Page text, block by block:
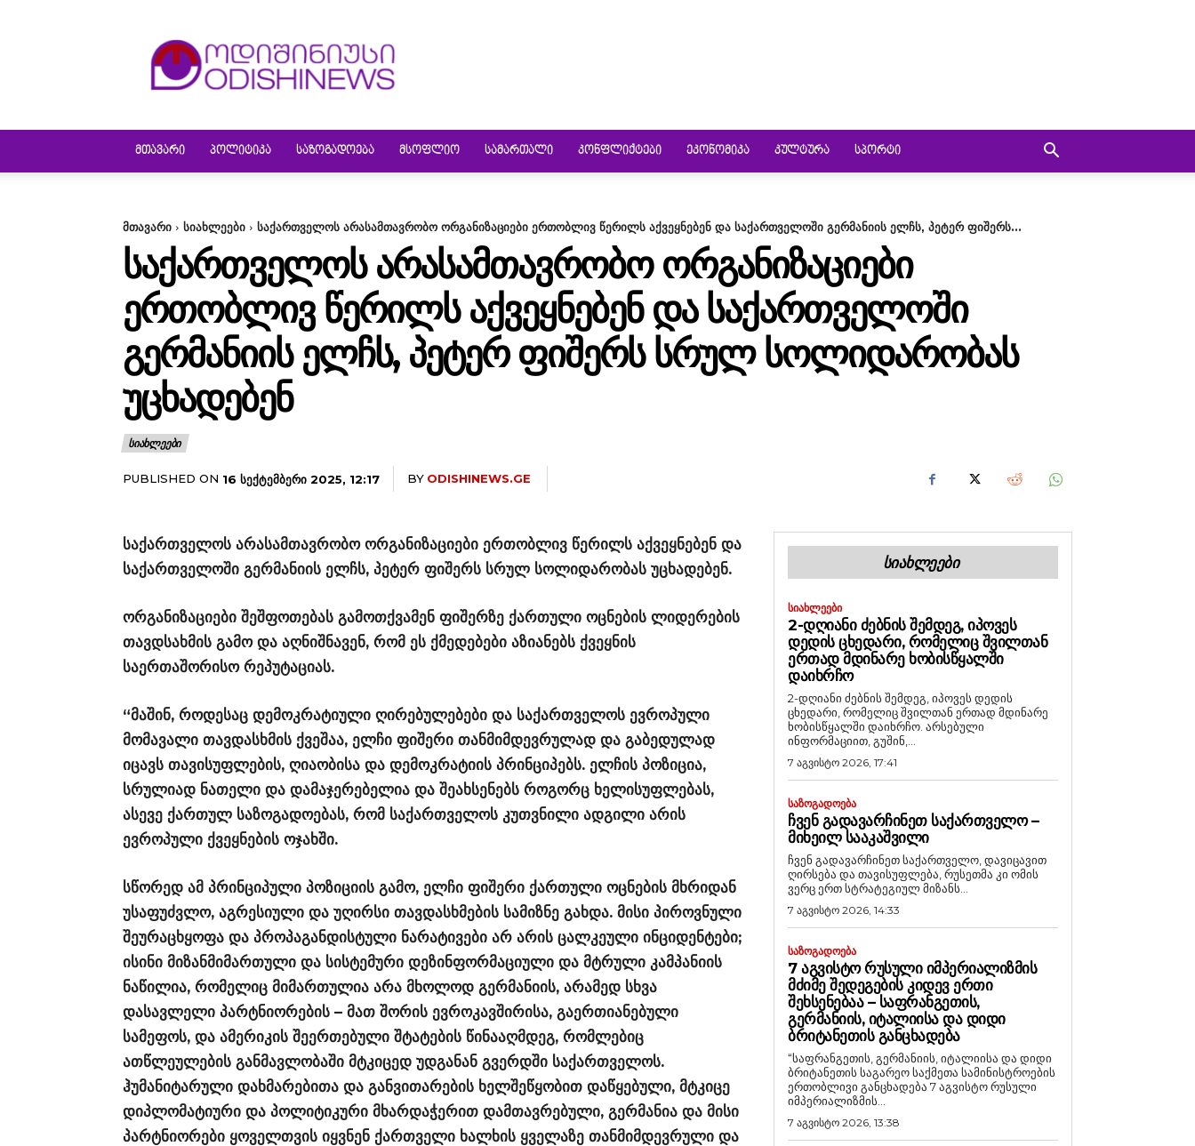
ᲛᲗᲐᲕᲐᲠᲘ ᲞᲝᲚᲘᲢᲘᲙᲐ ᲡᲐᲖᲝᲒᲐᲓᲝᲔᲑᲐ ᲛᲡᲝᲤᲚᲘᲝ ᲡᲐᲛᲐᲠᲗᲐᲚᲘ ᲙᲝᲜᲤᲚᲘᲥᲢᲔᲑᲘ ᲔᲙᲝᲜᲝᲛᲘᲙᲐ ᲙᲣᲚᲢᲣᲠᲐ ᲡᲞᲝᲠᲢᲘ
მთავარი სიახლეები საქართველოს არასამთავრობო ორგანიზაციები ერთობლივ წერილს აქვეყნებენ და საქართველოში გერმანიის ელჩს, პეტერ ფიშერს...
ᲡᲐᲥᲐᲠᲗᲕᲔᲚᲝᲡ ᲐᲠᲐᲡᲐᲛᲗᲐᲕᲠᲝᲑᲝ ᲝᲠᲒᲐᲜᲘᲖᲐᲪᲘᲔᲑᲘ
ᲔᲠᲗᲝᲑᲚᲘᲕ ᲬᲔᲠᲘᲚᲡ ᲐᲥᲕᲔᲧᲜᲔᲑᲔᲜ ᲓᲐ ᲡᲐᲥᲐᲠᲗᲕᲔᲚᲝᲨᲘ
ᲒᲔᲠᲛᲐᲜᲘᲘᲡ ᲔᲚᲩᲡ, ᲞᲔᲢᲔᲠ ᲤᲘᲨᲔᲠᲡ ᲡᲠᲣᲚ ᲡᲝᲚᲘᲓᲐᲠᲝᲑᲐᲡ
ᲣᲪᲮᲐᲓᲔᲑᲔᲜ
ᲡᲘᲐᲮᲚᲔᲔᲑᲘ
PUBLISHED ON 16 ᲡᲔᲥᲢᲔᲛᲑᲔᲠᲘ 2025, 12:17 BY ODISHINEWS.GE
საქართველოს არასამთავრობო ორგანიზაციები ერთობლივ წერილს აქვეყნებენ და
საქართველოში გერმანიის ელჩს, პეტერ ფიშერს სრულ სოლიდარობას უცხადებენ.
ორგანიზაციები შეშფოთებას გამოთქვამენ ფიშერზე ქართული ოცნების ლიდერების
თავდსახმის გამო და აღნიშნავენ, რომ ეს ქმედებები აზიანებს ქვეყნის
საერთაშორისო რეპუტაციას.
“მაშინ, როდესაც დემოკრატიული ღირებულებები და საქართველოს ევროპული
მომავალი თავდასხმის ქვეშაა, ელჩი ფიშერი თანმიმდევრულად და გაბედულად
იცავს თავისუფლების, ღიაობისა და დემოკრატიის პრინციპებს. ელჩის პოზიცია,
სრულიად ნათელი და დამაჯერებელია და შეახსენებს როგორც ხელისუფლებას,
ასევე ქართულ საზოგადოებას, რომ საქართველოს კუთვნილი ადგილი არის
ევროპული ქვეყნების ოჯახში.
სწორედ ამ პრინციპული პოზიციის გამო, ელჩი ფიშერი ქართული ოცნების მხრიდან
უსაფუძვლო, აგრესიული და უღირსი თავდასხმების სამიზნე გახდა. მისი პიროვნული
შეურაცხყოფა და პროპაგანდისტული ნარატივები არ არის ცალკეული ინციდენტები;
ისინი მიზანმიმართული და სისტემური დეზინფორმაციული და მტრული კამპანიის
ნაწილია, რომელიც მიმართულია არა მხოლოდ გერმანიის, არამედ სხვა
დასავლელი პარტნიორების – მათ შორის ევროკავშირისა, გაერთიანებული
სამეფოს, და ამერიკის შეერთებული შტატების წინააღმდეგ, რომლებიც
ათწლეულების განმავლობაში მტკიცედ უდგანან გვერდში საქართველოს.
ჰუმანიტარული დახმარებითა და განვითარების ხელშეწყობით დაწყებული, მტკიცე
დიპლომატიური და პოლიტიკური მხარდაჭერით დამთავრებული, გერმანია და მისი
პარტნიორები ყოველთვის იყვნენ ქართველი ხალხის ყველაზე თანმიმდევრული და
ᲡᲘᲐᲮᲚᲔᲔᲑᲘ
ᲡᲘᲐᲮᲚᲔᲔᲑᲘ
2-ᲓᲦᲘᲐᲜᲘ ᲫᲔᲑᲜᲘᲡ ᲨᲔᲛᲓᲔᲒ, ᲘᲞᲝᲕᲔᲡ
ᲓᲔᲓᲘᲡ ᲪᲮᲔᲓᲐᲠᲘ, ᲠᲝᲛᲔᲚᲘᲪ ᲨᲕᲘᲚᲗᲐᲜ
ᲔᲠᲗᲐᲓ ᲛᲓᲘᲜᲐᲠᲔ ᲮᲝᲑᲘᲡᲬᲧᲐᲚᲨᲘ
ᲓᲐᲘᲮᲠᲩᲝ
2-დღიანი ძებნის შემდეგ, იპოვეს დედის
ცხედარი, რომელიც შვილთან ერთად მდინარე
ხობისწყალში დაიხრჩო. არსებული
ინფორმაციით, გუშინ,...
7 აგვისტო 2026, 17:41
ᲡᲐᲖᲝᲒᲐᲓᲝᲔᲑᲐ
ᲩᲕᲔᲜ ᲒᲐᲓᲐᲕᲐᲠᲩᲘᲜᲔᲗ ᲡᲐᲥᲐᲠᲗᲕᲔᲚᲝ –
ᲛᲘᲮᲔᲘᲚ ᲡᲐᲐᲙᲐᲨᲕᲘᲚᲘ
ჩვენ გადავარჩინეთ საქართველო, დავიცავით
ღირსება და თავისუფლება, რუსეთმა კი ომის
ვერც ერთ სტრატეგიულ მიზანს...
7 აგვისტო 2026, 14:33
ᲡᲐᲖᲝᲒᲐᲓᲝᲔᲑᲐ
7 ᲐᲒᲕᲘᲡᲢᲝ ᲠᲣᲡᲣᲚᲘ ᲘᲛᲞᲔᲠᲘᲐᲚᲘᲖᲛᲘᲡ
ᲛᲫᲘᲛᲔ ᲨᲔᲓᲔᲒᲔᲑᲘᲡ ᲙᲘᲓᲔᲕ ᲔᲠᲗᲘ
ᲨᲔᲮᲡᲔᲜᲔᲑᲐᲐ – ᲡᲐᲤᲠᲐᲜᲒᲔᲗᲘᲡ,
ᲒᲔᲠᲛᲐᲜᲘᲘᲡ, ᲘᲢᲐᲚᲘᲘᲡᲐ ᲓᲐ ᲓᲘᲓᲘ
ᲑᲠᲘᲢᲐᲜᲔᲗᲘᲡ ᲒᲐᲜᲪᲮᲐᲓᲔᲑᲐ
“საფრანგეთის, გერმანიის, იტალიისა და დიდი
ბრიტანეთის საგარეო საქმეთა სამინისტროების
ერთობლივი განცხადება 7 აგვისტო რუსული
იმპერიალიზმის...
7 აგვისტო 2026, 13:38